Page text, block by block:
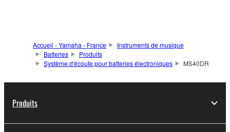
Accueil - Yamaha - France
Instruments de musique
Batteries
Produits
Système d'écoute pour batteries électroniques
MS40DR
Produits